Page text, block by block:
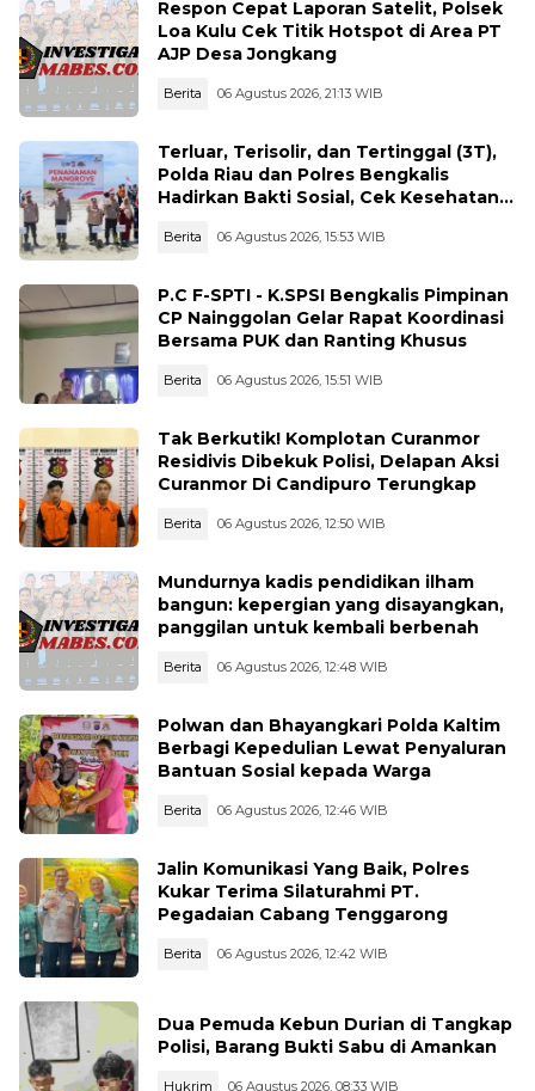
Respon Cepat Laporan Satelit, Polsek
Loa Kulu Cek Titik Hotspot di Area PT
AJP Desa Jongkang
Berita 06 Agustus 2026, 21:13 WIB
Terluar, Terisolir, dan Tertinggal (3T),
Polda Riau dan Polres Bengkalis
Hadirkan Bakti Sosial, Cek Kesehatan
Rupat
Berita 06 Agustus 2026, 15:53 WIB
P.C F-SPTI - K.SPSI Bengkalis Pimpinan
CP Nainggolan Gelar Rapat Koordinasi
Bersama PUK dan Ranting Khusus
Berita 06 Agustus 2026, 15:51 WIB
Tak Berkutik! Komplotan Curanmor
Residivis Dibekuk Polisi, Delapan Aksi
Curanmor Di Candipuro Terungkap
Berita 06 Agustus 2026, 12:50 WIB
Mundurnya kadis pendidikan ilham
bangun: kepergian yang disayangkan,
panggilan untuk kembali berbenah
Berita 06 Agustus 2026, 12:48 WIB
Polwan dan Bhayangkari Polda Kaltim
Berbagi Kepedulian Lewat Penyaluran
Bantuan Sosial kepada Warga
Berita 06 Agustus 2026, 12:46 WIB
Jalin Komunikasi Yang Baik, Polres
Kukar Terima Silaturahmi PT.
Pegadaian Cabang Tenggarong
Berita 06 Agustus 2026, 12:42 WIB
Dua Pemuda Kebun Durian di Tangkap
Polisi, Barang Bukti Sabu di Amankan
Hukrim 06 Agustus 2026, 08:33 WIB